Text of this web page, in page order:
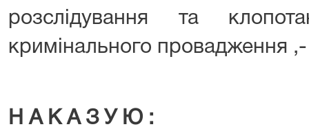
розслідування та
кримінального провадження ,-
Н А К А З У Ю :